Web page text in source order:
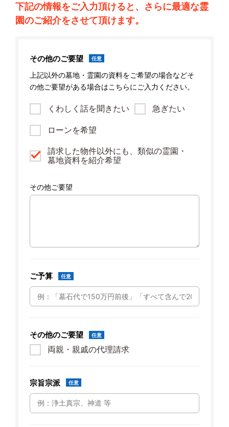
下記の情報をご入力頂けると、さらに最適な霊
園のご紹介をさせて頂けます。
その他のご要望 任意
上記以外の墓地・霊園の資料をご希望の場合などそ
の他ご要望がある場合はこちらにご入力ください。
くわしく話を聞きたい 急ぎたい
ローンを希望
請求した物件以外にも、類似の霊園・
墓地資料を紹介希望
その他ご要望
ご予算 任意
その他のご要望 任意
両親・親戚の代理請求
宗旨宗派 任意